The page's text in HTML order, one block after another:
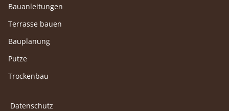
Bauanleitungen
Terrasse bauen
Bauplanung
Putze
Trockenbau
Datenschutz